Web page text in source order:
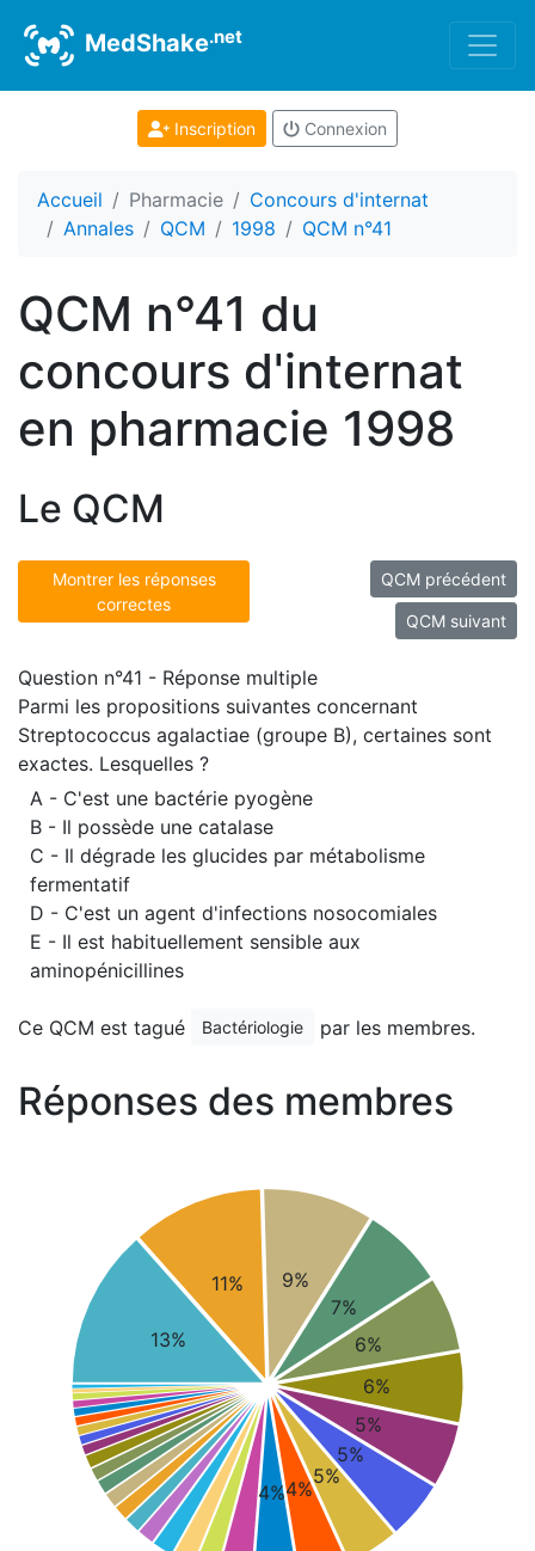
MedShake.net
Inscription Connexion
Accueil Pharmacie
Concours d'internat
Annales
QCM 1998 QCM n°41
QCM n°41 du
concours d'internat
en pharmacie 1998
Le QCM
Montrer les réponses
correctes
QCM précédent
QCM suivant
Question n°41 - Réponse multiple
Parmi les propositions suivantes concernant
Streptococcus agalactiae (groupe B), certaines sont
exactes. Lesquelles ?
A - C'est une bactérie pyogène
B - Il possède une catalase
C - Il dégrade les glucides par métabolisme
fermentatif
D - C'est un agent d'infections nosocomiales
E - Il est habituellement sensible aux
aminopénicillines
Ce QCM est tagué Bactériologie par les membres.
Réponses des membres
13%
11%
9%
7%
6%
6%
5%
5%
5%
4%
4%